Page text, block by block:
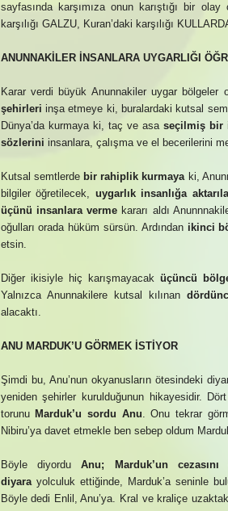
sayfasında karşımıza onun karıştığı bir
karşılığı GALZU, Kuran’daki karşılığı
ANUNNAKİLER İNSANLARA UYGARLIĞI
Karar verdi büyük Anunnakiler uygar bölgeler
şehirleri inşa etmeye ki, buralardaki kutsal
Dünya’da kurmaya ki, taç ve asa seçilmiş bir
sözlerini insanlara, çalışma ve el becerilerini
Kutsal semtlerde bir rahiplik kurmayaki,
bilgiler öğretilecek, uygarlık insanlığa
üçünü insanlara verme kararı aldı
oğulları orada hüküm sürsün. Ardından ikinci
etsin.
Diğer ikisiyle hiç karışmayacak üçüncü
Yalnızca Anunnakilere kutsal kılınan
alacaktı.
ANU MARDUK’U GÖRMEK İSTİYOR
Şimdi bu, Anu’nun okyanusların ötesindeki
yeniden şehirler kurulduğunun hikayesidir.
torunu Marduk’u sordu Anu. Onu tekrar
Nibiru’ya davet etmekle ben sebep oldum
Böyle diyorduAnu; Marduk’un
diyarayolculuk ettiğinde, Marduk’a seninle
Böyle dedi Enlil, Anu’ya. Kral ve kraliçe